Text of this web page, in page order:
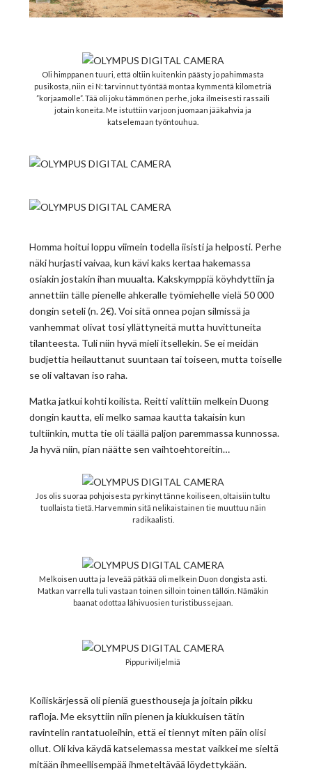
Oli himppanen tuuri, että oltiin kuitenkin päästy jo pahimmasta
pusikosta, niin ei N: tarvinnut työntää montaa kymmentä kilometriä
”korjaamolle”. Tää oli joku tämmönen perhe, joka ilmeisesti rassaili
jotain koneita. Me istuttiin varjoon juomaan jääkahvia ja
katselemaan työntouhua.
Homma hoitui loppu viimein todella iisisti ja helposti. Perhe
näki hurjasti vaivaa, kun kävi kaks kertaa hakemassa
osiakin jostakin ihan muualta. Kakskymppiä köyhdyttiin ja
annettiin tälle pienelle ahkeralle työmiehelle vielä 50 000
dongin seteli (n. 2€). Voi sitä onnea pojan silmissä ja
vanhemmat olivat tosi yllättyneitä mutta huvittuneita
tilanteesta. Tuli niin hyvä mieli itsellekin. Se ei meidän
budjettia heilauttanut suuntaan tai toiseen, mutta toiselle
se oli valtavan iso raha.
Matka jatkui kohti koilista. Reitti valittiin melkein Duong
dongin kautta, eli melko samaa kautta takaisin kun
tultiinkin, mutta tie oli täällä paljon paremmassa kunnossa.
Ja hyvä niin, pian näätte sen vaihtoehtoreitin…
Jos olis suoraa pohjoisesta pyrkinyt tänne koiliseen, oltaisiin tultu
tuollaista tietä. Harvemmin sitä nelikaistainen tie muuttuu näin
radikaalisti.
Melkoisen uutta ja leveää pätkää oli melkein Duon dongista asti.
Matkan varrella tuli vastaan toinen silloin toinen tällöin. Nämäkin
baanat odottaa lähivuosien turistibussejaan.
Pippuriviljelmiä
Koiliskärjessä oli pieniä guesthouseja ja joitain pikku
rafloja. Me eksyttiin niin pienen ja kiukkuisen tätin
ravintelin rantatuoleihin, että ei tiennyt miten päin olisi
ollut. Oli kiva käydä katselemassa mestat vaikkei me sieltä
mitään ihmeellisempää ihmeteltävää löydettykään.